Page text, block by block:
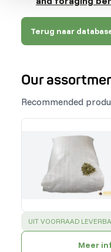
Terug naar
Our
Recommended
SUCCESS:
UIT VOORRAAD
Meer